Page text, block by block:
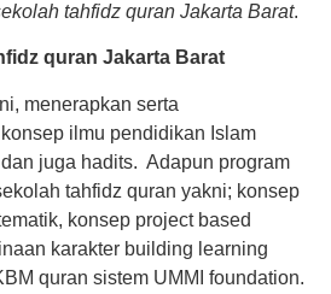
tahfidz quran Jakarta Barat.
quran Jakarta Barat
menerapkan serta
ilmu pendidikan Islam
juga hadits. Adapun program
tahfidz quran yakni; konsep
konsep project based
karakter building learning
quran sistem UMMI foundation.